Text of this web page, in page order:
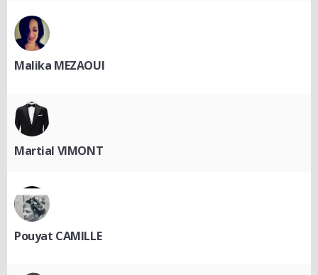
Malika MEZAOUI
Martial VIMONT
Pouyat CAMILLE